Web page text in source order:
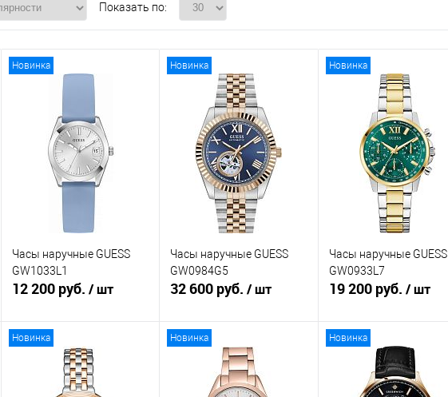
Показать по:
Новинка
Часы наручные GUESS
GW1033L1
12 200 руб./ шт
В корзину
Новинка
Часы наручные GUESS
GW0984G5
32 600 руб./ шт
В корзину
Новинка
Часы наручные GUESS
GW0933L7
19 200 руб. / шт
В корзину
Новинка Новинка Новинка